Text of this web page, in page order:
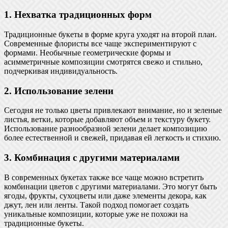
1. Нехватка традиционных форм
Традиционные букеты в форме круга уходят на второй план.
Современные флористы все чаще экспериментируют с
формами. Необычные геометрические формы и
асимметричные композиции смотрятся свежо и стильно,
подчеркивая индивидуальность.
2. Использование зелени
Сегодня не только цветы привлекают внимание, но и зеленые
листья, ветки, которые добавляют объем и текстуру букету.
Использование разнообразной зелени делает композицию
более естественной и свежей, придавая ей легкость и стихию.
3. Комбинация с другими материалами
В современных букетах также все чаще можно встретить
комбинации цветов с другими материалами. Это могут быть
ягоды, фрукты, сухоцветы или даже элементы декора, как
джут, лен или ленты. Такой подход помогает создать
уникальные композиции, которые уже не похожи на
традиционные букеты.